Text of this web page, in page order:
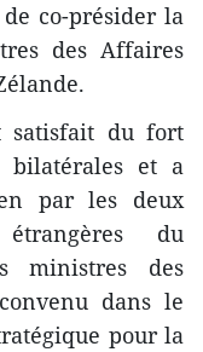
co-présider la
des Affaires
satisfait du fort
bilatérales et a
par les deux
du
ministres des
dans le
pour la